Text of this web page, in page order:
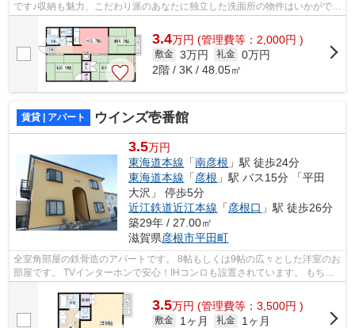
です♪収納も魅力、こだわり派のあなたに独立した洗面所の物件はいかがでし
3.4万円 (管理費等：2,000円 )
敷金 3万円 礼金 0万円
2階 / 3K / 48.05㎡
賃貸 | アパート ウインズ壱番館
3.5万円
東海道本線 「南彦根 」駅 徒歩24分
東海道本線 「彦根 」駅 バス15分 「平田
大沢」 停歩5分
近江鉄道近江本線 「彦根口 」駅 徒歩26分
築29年 / 27.00㎡
滋賀県彦根市平田町
全室角部屋の鉄骨造のアパートです。 8帖もしくは9帖の広々とした洋室のお
部屋です。 TVインターホンで安心！IHコンロも設置されています。 もちろ
3.5万円 (管理費等：3,500円 )
敷金 1ヶ月 礼金
1ヶ月